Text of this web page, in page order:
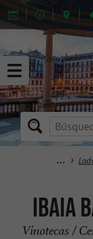
IBAIA
Vinotecas /